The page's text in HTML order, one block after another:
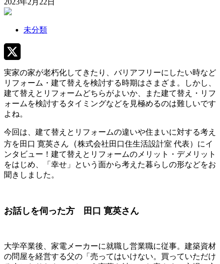
2023年2月22日
未分類
X
実家の家が老朽化してきたり、バリアフリーにしたい時など
リフォーム・建て替えを検討する時期はさまざま。しかし、
建て替えとリフォームどちらがよいか、また建て替え・リフ
ォームを検討するタイミングなどを見極めるのは難しいです
よね。
今回は、建て替えとリフォームの違いや住まいに対する考え
方を田口 寛英さん （株式会社田口住生活設計室 代表）にイ
ンタビュー！建て替えとリフォームのメリット・デメリット
をはじめ、「幸せ」という面から考えた暮らしの形などをお
聞きしました。
お話しを伺った方 田口 寛英さん
大学卒業後、家電メーカーに就職し営業職に従事。建築資材
の問屋を経営する父の 「売ってはいけない。買っていただけ